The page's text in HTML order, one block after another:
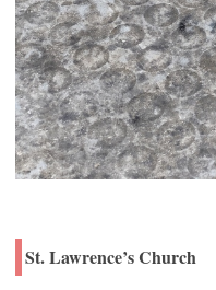
St. Lawrence’s Church